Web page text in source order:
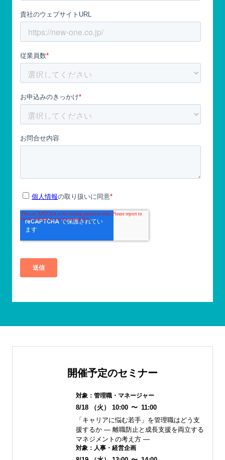
開催予定のセミナー
対象： 管理職・マネージャー
8/18 （火） 10:00 〜 11:00
「キャリアに悩む若手」を管理職はどう支
援するか ― 離職防止と成長支援を両立する
マネジメントの考え方 ―
対象： 人事・経営企画